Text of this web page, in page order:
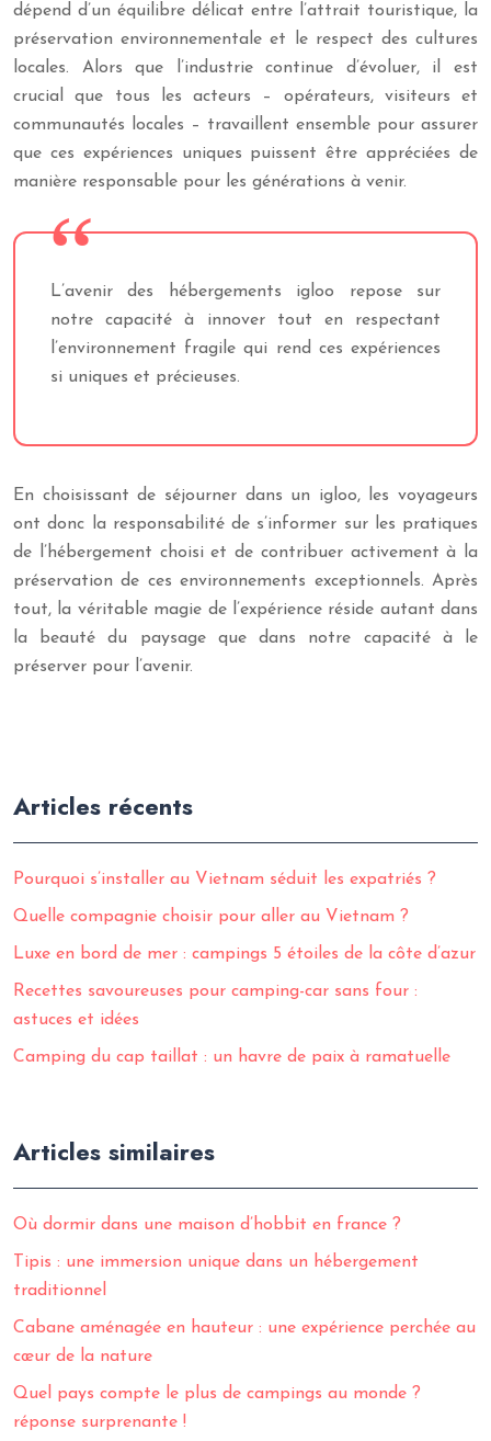
dépend d’un équilibre délicat entre l’attrait touristique, la
préservation environnementale et le respect des cultures
locales. Alors que l’industrie continue d’évoluer, il est
crucial que tous les acteurs – opérateurs, visiteurs et
communautés locales – travaillent ensemble pour assurer
que ces expériences uniques puissent être appréciées de
manière responsable pour les générations à venir.
L’avenir des hébergements igloo repose sur
notre capacité à innover tout en respectant
l’environnement fragile qui rend ces expériences
si uniques et précieuses.
En choisissant de séjourner dans un igloo, les voyageurs
ont donc la responsabilité de s’informer sur les pratiques
de l’hébergement choisi et de contribuer activement à la
préservation de ces environnements exceptionnels. Après
tout, la véritable magie de l’expérience réside autant dans
la beauté du paysage que dans notre capacité à le
préserver pour l’avenir.
Articles récents
Pourquoi s’installer au Vietnam séduit les expatriés ?
Quelle compagnie choisir pour aller au Vietnam ?
Luxe en bord de mer : campings 5 étoiles de la côte d’azur
Recettes savoureuses pour camping-car sans four :
astuces et idées
Camping du cap taillat : un havre de paix à ramatuelle
Articles similaires
Où dormir dans une maison d’hobbit en france ?
Tipis : une immersion unique dans un hébergement
traditionnel
Cabane aménagée en hauteur : une expérience perchée au
cœur de la nature
Quel pays compte le plus de campings au monde ?
réponse surprenante !